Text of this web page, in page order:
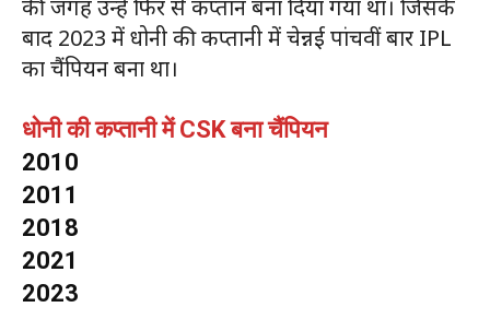
की जगह उन्हें फिर से कप्तान बना दिया गया था। जिसके
बाद 2023 में धोनी की कप्तानी में चेन्नई पांचवीं बार IPL
का चैंपियन बना था।
धोनी की कप्तानी में CSK बना चैंपियन
2010
2011
2018
2021
2023